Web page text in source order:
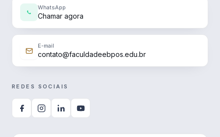
WhatsApp
Chamar agora
E-mail
contato@faculdadeebpos.edu.br
REDES SOCIAIS